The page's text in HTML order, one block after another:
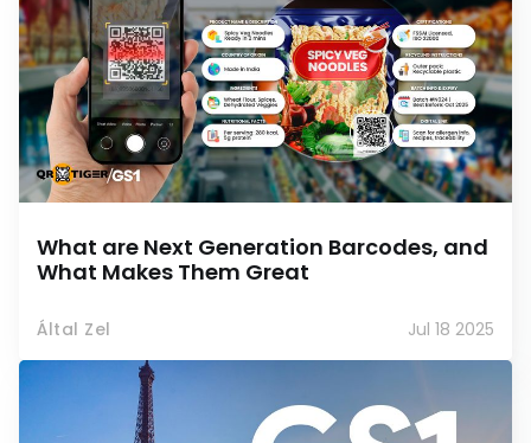
What are Next Generation Barcodes, and
What Makes Them Great
Által Zel Jul 18 2025